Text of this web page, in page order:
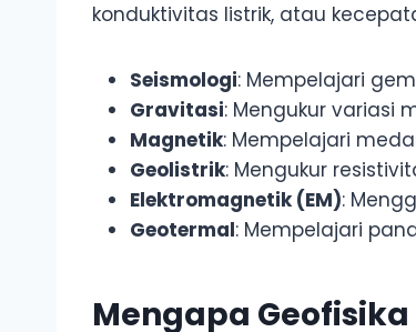
konduktivitas listrik, atau
Seismologi: Mempelajari
Gravitasi: Mengukur variasi
Magnetik: Mempelajari
Geolistrik: Mengukur
Elektromagnetik (EM):
Geotermal: Mempelajari
Mengapa